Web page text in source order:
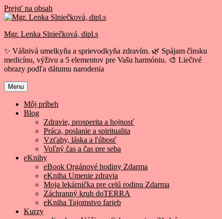
Prejsť na obsah
Mgr. Lenka Slniečková, dipl.s
✨ Vášnivá umelkyňa a sprievodkyňa zdravím. 🌿 Spájam čínsku
medicínu, výživu a 5 elementov pre Vašu harmóniu. 🎨 Liečivé
obrazy podľa dátumu narodenia
Menu
Môj príbeh
Blog
Zdravie, prosperita a hojnosť
Práca, poslanie a spiritualita
Vzťahy, láska a ľúbosť
Voľný čas a čas pre seba
eKnihy
eBook Orgánové hodiny Zdarma
eKniha Umenie zdravia
Moja lekárnička pre celú rodinu Zdarma
Záchranný kruh doTERRA
eKniha Tajomstvo farieb
Kurzy